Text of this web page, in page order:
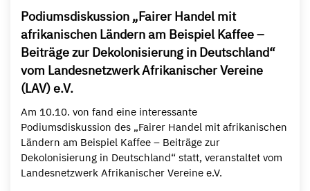
Podiumsdiskussion „Fairer Handel mit
afrikanischen Ländern am Beispiel Kaffee –
Beiträge zur Dekolonisierung in Deutschland“
vom Landesnetzwerk Afrikanischer Vereine
(LAV) e.V.
Am 10.10. von fand eine interessante
Podiumsdiskussion des „Fairer Handel mit afrikanischen
Ländern am Beispiel Kaffee – Beiträge zur
Dekolonisierung in Deutschland“ statt, veranstaltet vom
Landesnetzwerk Afrikanischer Vereine e.V.